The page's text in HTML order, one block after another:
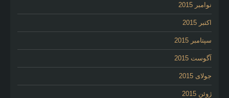
نوامبر 2015
اکتبر 2015
سپتامبر 2015
آگوست 2015
جولای 2015
ژوئن 2015